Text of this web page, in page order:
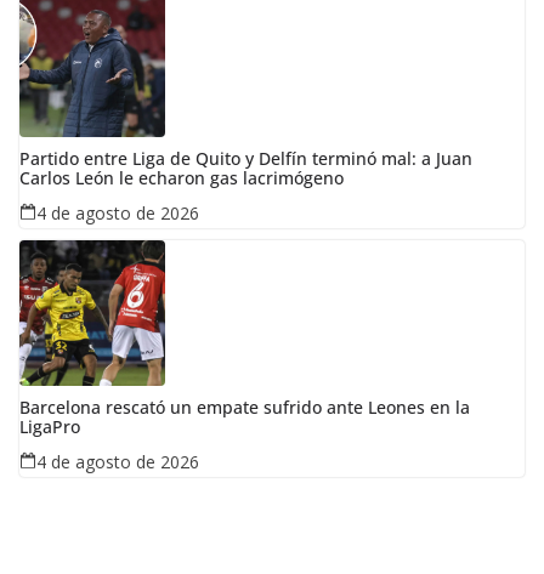
Partido entre Liga de Quito y Delfín terminó mal: a Juan
Carlos León le echaron gas lacrimógeno
4 de agosto de 2026
Barcelona rescató un empate sufrido ante Leones en la
LigaPro
4 de agosto de 2026